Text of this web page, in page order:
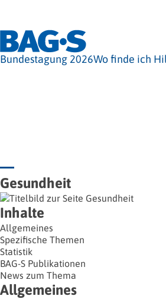
Bundestagung 2026Wo finde ich
Gesundheit
Inhalte
Allgemeines
Spezifische Themen
Statistik
BAG-S Publikationen
News zum Thema
Allgemeines